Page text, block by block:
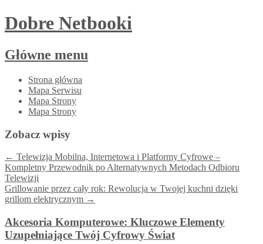
Dobre Netbooki
Główne menu
Przejdź
treści
Strona główna
Mapa Serwisu
Mapa Strony
Mapa Strony
Zobacz wpisy
← Telewizja Mobilna, Internetowa i Platformy Cyfrowe –
Kompletny Przewodnik po Alternatywnych Metodach Odbioru
Telewizji
Grillowanie przez cały rok: Rewolucja w Twojej kuchni dzięki
grillom elektrycznym →
Akcesoria Komputerowe: Kluczowe Elementy
Uzupełniające Twój Cyfrowy Świat